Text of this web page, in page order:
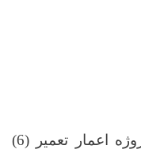
پروژه اعمار تعمیر (6)